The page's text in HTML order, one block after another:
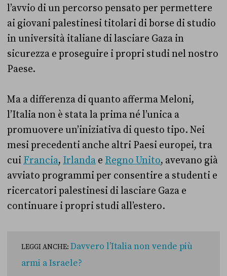
l’avvio di un percorso pensato per permettere
ai giovani palestinesi titolari di borse di studio
in università italiane di lasciare Gaza in
sicurezza e proseguire i propri studi nel nostro
Paese.
Ma a differenza di quanto afferma Meloni,
l’Italia non è stata la prima né l’unica a
promuovere un’iniziativa di questo tipo. Nei
mesi precedenti anche altri Paesi europei, tra
cui Francia, Irlanda e Regno Unito, avevano già
avviato programmi per consentire a studenti e
ricercatori palestinesi di lasciare Gaza e
continuare i propri studi all’estero.
LEGGI ANCHE: Davvero l’Italia non vende più
armi a Israele?